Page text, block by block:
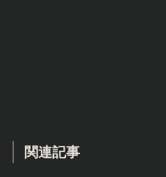
関連記事